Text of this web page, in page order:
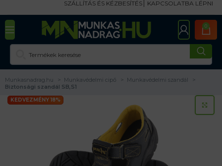
SZÁLLÍTÁS ÉS KÉZBESÍTÉS KAPCSOLATBA LÉPNI
0
Munkasnadrag.hu Munkavédelmi cipő
Munkavédelmi szandál
Biztonsági szandál SB,S1
KEDVEZMÉNY 18%